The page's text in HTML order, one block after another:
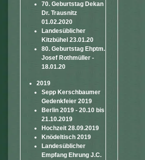
70. Geburtstag Dekan
Dr. Trausnitz
01.02.2020
Landesüblicher
Kitzbühel 23.01.20
80. Geburtstag Ehptm.
Josef Rothmüller -
18.01.20
2019
Sepp Kerschbaumer
Gedenkfeier 2019
Berlin 2019 - 20.10 bis
21.10.2019
Hochzeit 28.09.2019
Knödeltisch 2019
Landesüblicher
Empfang Ehrung J.C.